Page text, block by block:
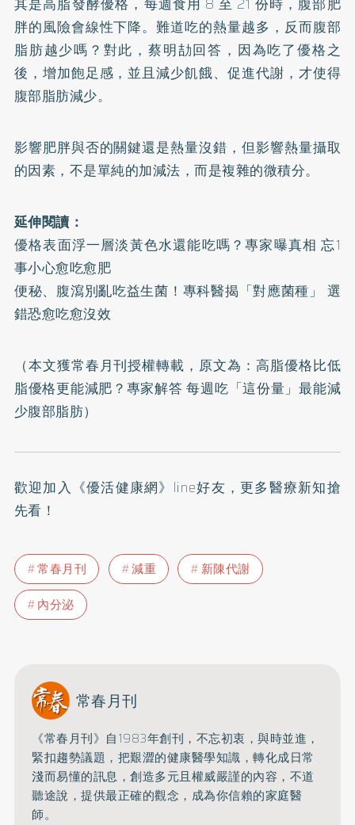
其是高脂發酵優格，每週食用 8 至 21 份時，腹部肥
胖的風險會線性下降。難道吃的熱量越多，反而腹部
脂肪越少嗎？對此，蔡明劼回答，因為吃了優格之
後，增加飽足感，並且減少飢餓、促進代謝，才使得
腹部脂肪減少。
影響肥胖與否的關鍵還是熱量沒錯，但影響熱量攝取
的因素，不是單純的加減法，而是複雜的微積分。
延伸閱讀：
優格表面浮一層淡黃色水還能吃嗎？專家曝真相 忘1
事小心愈吃愈肥
便秘、腹瀉別亂吃益生菌！專科醫揭「對應菌種」 選
錯恐愈吃愈沒效
（本文獲常春月刊授權轉載，原文為： 高脂優格比低
脂優格更能減肥？專家解答 每週吃「這份量」最能減
少腹部脂肪）
歡迎加入 《優活健康網》line好友 ，更多醫療新知搶
先看！
常春月刊 減重
新陳代謝
內分泌
常春月刊
《常春月刊》自1983年創刊，不忘初衷，與時並進，
緊扣趨勢議題，把艱澀的健康醫學知識，轉化成日常
淺而易懂的訊息，創造多元且權威嚴謹的內容， 不道
聽途說，提供最正確的觀念，成為你信賴的家庭醫
師。